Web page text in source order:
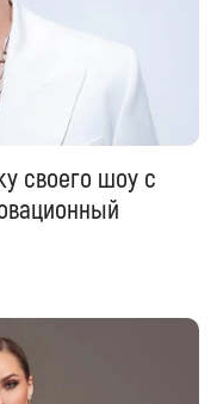
своего шоу с